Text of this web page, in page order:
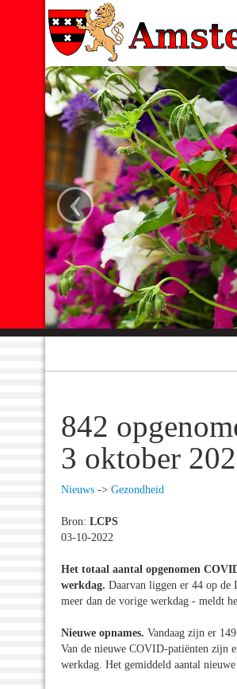
‹
842
3 oktober
Nieuws -> Gezondheid
Bron: LCPS
03-10-2022
Het totaal aantal opgenomen
werkdag. Daarvan liggen er 44 op
meer dan de vorige werkdag - meldt
Nieuwe opnames. Vandaag zijn er
Van de nieuwe COVID-patiënten zijn
werkdag. Het gemiddeld aantal